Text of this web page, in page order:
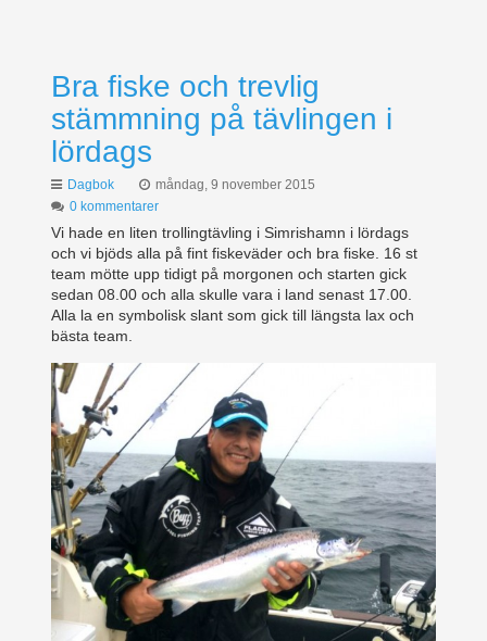
Bra fiske och trevlig
stämmning på tävlingen i
lördags
Dagbok
måndag, 9 november 2015
0 kommentarer
Vi hade en liten trollingtävling i Simrishamn i lördags
och vi bjöds alla på fint fiskeväder och bra fiske. 16 st
team mötte upp tidigt på morgonen och starten gick
sedan 08.00 och alla skulle vara i land senast 17.00.
Alla la en symbolisk slant som gick till längsta lax och
bästa team.